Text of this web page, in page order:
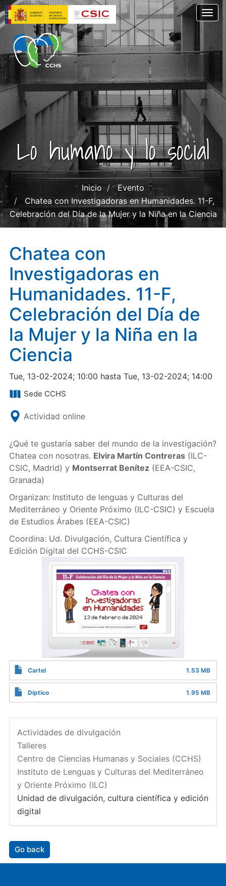
Skip
to
main
content
Lo humano y lo social
Inicio
Evento
Chatea con Investigadoras en Humanidades. 11-F,
Celebración del Día de la Mujer y la Niña en la Ciencia
Chatea con
Investigadoras en
Humanidades. 11-F,
Celebración del Día de
la Mujer y la Niña en la
Ciencia
Tue, 13-02-2024; 10:00 hasta Tue, 13-02-2024; 14:00
Sede CCHS
Actividad online
¿Qué te gustaría saber del mundo de la investigación?
Chatea con nosotras. Elvira Martín Contreras(ILC-
CSIC, Madrid) y Montserrat Benítez(EEA-CSIC,
Granada)
Organizan: Instituto de lenguas y Culturas del
Mediterráneo y Oriente Próximo (ILC-CSIC) y Escuela
de Estudios Árabes (EEA-CSIC)
Coordina: Ud. Divulgación, Cultura Científica y
Edición Digital del CCHS-CSIC
Cartel 1.53 MB
Díptico 1.95 MB
Actividades de divulgación
Talleres
Centro de Ciencias Humanas y Sociales (CCHS)
Instituto de Lenguas y Culturas del Mediterráneo
y Oriente Próximo (ILC)
Unidad de divulgación, cultura científica y edición
digital
Go back